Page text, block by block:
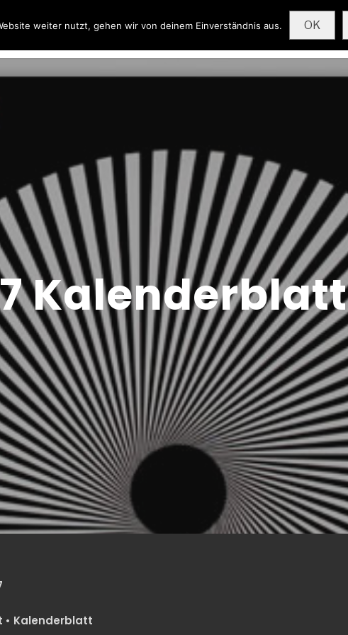
Kalenderblatt
• Kalenderblatt
weiter nutzt, gehen wir von deinem Einverständnis aus. OK